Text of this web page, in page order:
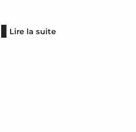
Lire la suite